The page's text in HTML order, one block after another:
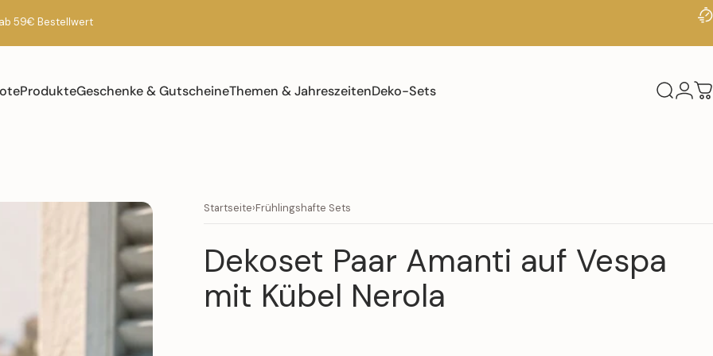
59€ Bestellwert
ProdukteGeschenke & GutscheineThemen & JahreszeitenDeko-Sets Suche
Startseite›Frühlingshafte Sets
Dekoset Paar Amanti auf Vespa
mit Kübel Nerola